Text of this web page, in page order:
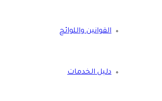
القوانين واللوائح
دليل الخدمات